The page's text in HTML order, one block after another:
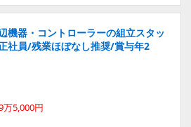
機器・コントローラーの組立スタッ
社員/残業ほぼなし推奨/賞与年2
万5,000円